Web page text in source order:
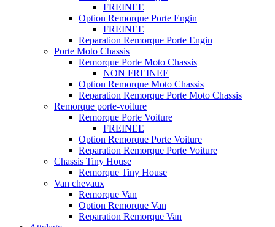
FREINEE
Option Remorque Porte Engin
FREINEE
Reparation Remorque Porte Engin
Porte Moto Chassis
Remorque Porte Moto Chassis
NON FREINEE
Option Remorque Moto Chassis
Reparation Remorque Porte Moto Chassis
Remorque porte-voiture
Remorque Porte Voiture
FREINEE
Option Remorque Porte Voiture
Reparation Remorque Porte Voiture
Chassis Tiny House
Remorque Tiny House
Van chevaux
Remorque Van
Option Remorque Van
Reparation Remorque Van